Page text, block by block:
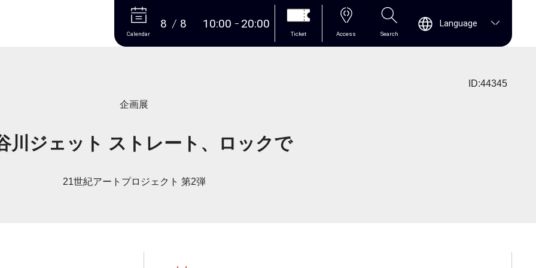
More
Calendar
8 8 10:00 20:00
Ticket Access Search
Language
ID:44345
企画展
川ジェット ストレート、ロックで
21世紀アートプロジェクト 第2弾